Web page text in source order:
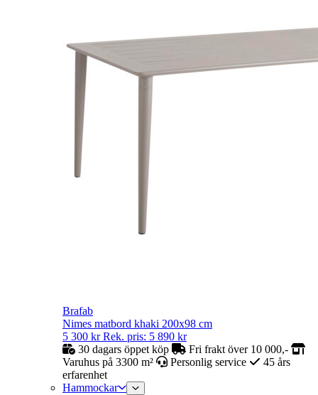
Brafab
Nimes matbord khaki 200x98 cm
5 300 kr Rek. pris: 5 890 kr
30 dagars öppet köp
Fri frakt över 10 000,-
Varuhus på 3300 m²
Personlig service
45 års
erfarenhet
Hammockar